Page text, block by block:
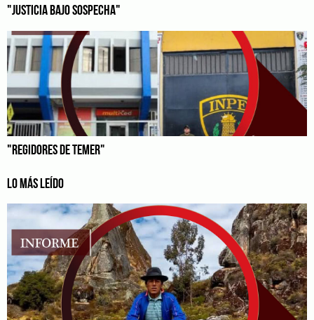
"JUSTICIA BAJO SOSPECHA"
"REGIDORES DE TEMER"
LO MÁS LEÍDO